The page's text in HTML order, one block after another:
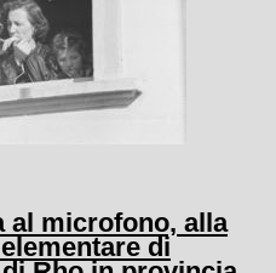
al microfono, alla
di